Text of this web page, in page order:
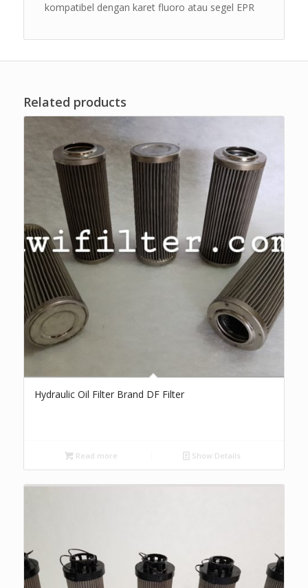
kompatibel dengan karet fluoro atau segel EPR
Related products
Hydraulic Oil Filter Brand DF Filter
Read more Show Details